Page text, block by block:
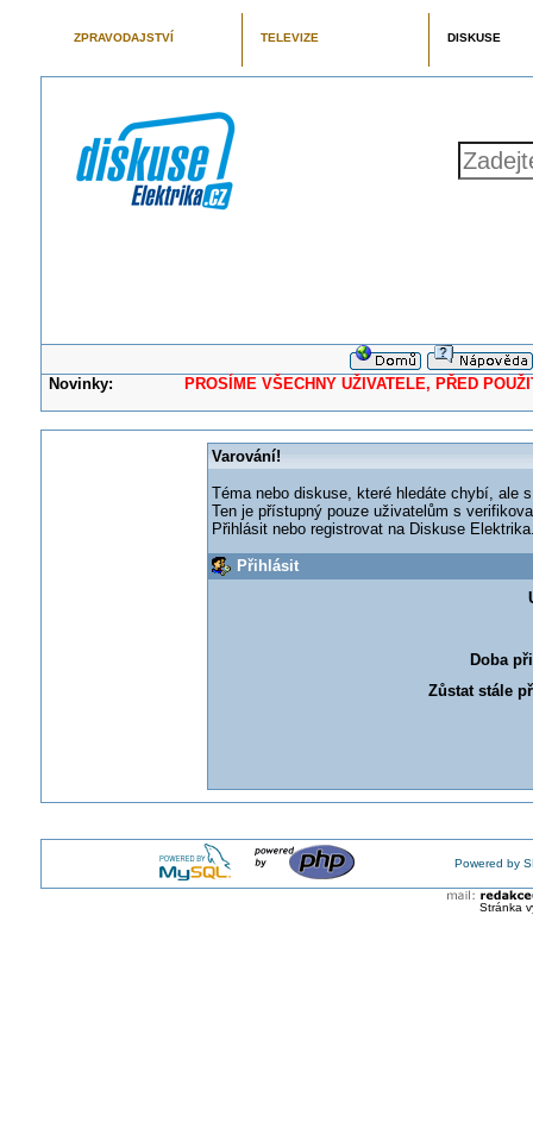
ZPRAVODAJSTVÍ TELEVIZE DISKUSE
Novinky: PROSÍME VŠECHNY UŽIVATELE, PŘED
Varování!
Téma nebo diskuse, které hledáte chybí, ale
Ten je přístupný pouze uživatelům s
Přihlásit nebo registrovat na Diskuse
Přihlásit
Doba
Zůstat stále
Powered by
Stránka